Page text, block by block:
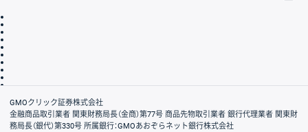
会社案内
GMOクリック証券株式会社
金融商品取引業者 関東財務局長（金商）第77号 商品先物取引業者 銀行代理業者 関東財
務局長（銀代）第330号 所属銀行：GMOあおぞらネット銀行株式会社